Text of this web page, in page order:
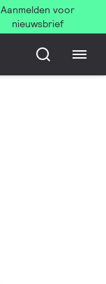
Aanmelden voor
nieuwsbrief